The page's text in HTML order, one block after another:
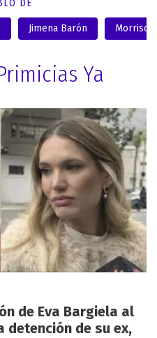
DE
Jimena Barón Morrison
Ya
de Eva Bargiela al
de su ex,